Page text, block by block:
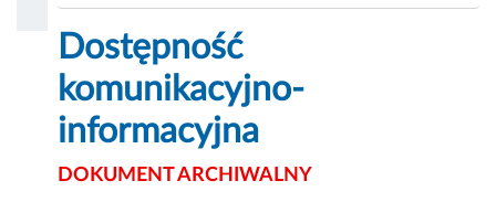
Dostępność
komunikacyjno-
informacyjna
DOKUMENT ARCHIWALNY